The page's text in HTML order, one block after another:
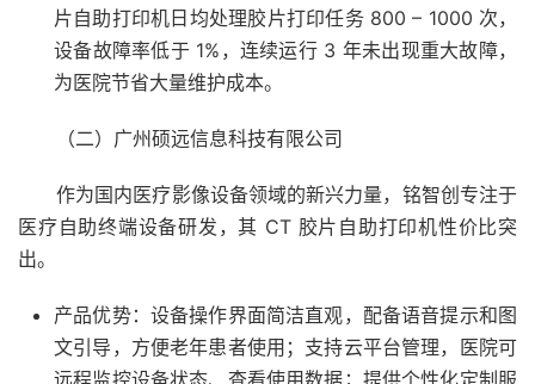
片自助打印机日均处理胶片打印任务 800 – 1000 次，
设备故障率低于 1%，连续运行 3 年未出现重大故障，
为医院节省大量维护成本。
（二）广州硕远信息科技有限公司
作为国内医疗影像设备领域的新兴力量，铭智创专注于
医疗自助终端设备研发，其 CT 胶片自助打印机性价比突
出。
产品优势：设备操作界面简洁直观，配备语音提示和图
文引导，方便老年患者使用；支持云平台管理，医院可
远程监控设备状态、查看使用数据；提供个性化定制服